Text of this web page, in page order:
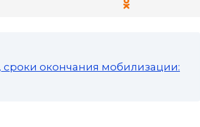
сроки окончания мобилизации: